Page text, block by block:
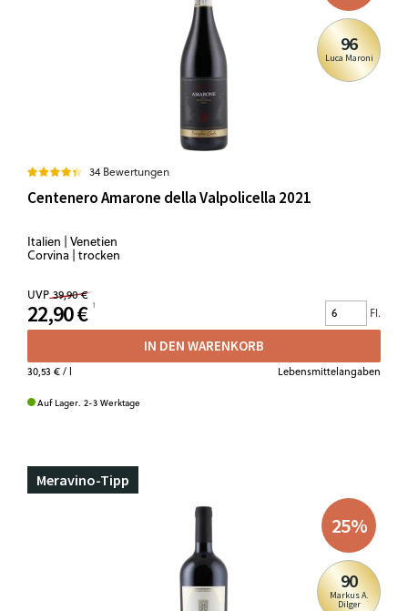
96
Luca Maroni
34 Bewertungen
Centenero Amarone della Valpolicella 2021
Italien | Venetien
Corvina | trocken
UVP 39,90 €
22,90 € Fl.
IN DEN WARENKORB
30,53 €/ l Lebensmittelangaben
Auf Lager. 2-3 Werktage
Meravino-Tipp
25%
90
Markus A.
Dilger